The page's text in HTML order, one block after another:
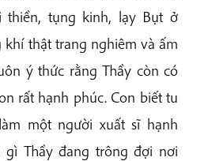
thiền, tụng kinh, lạy Bụt ở
khí thật trang nghiêm và ấm
ý thức rằng Thầy còn có
rất hạnh phúc. Con biết tu
một người xuất sĩ hạnh
gì Thầy đang trông đợi nơi